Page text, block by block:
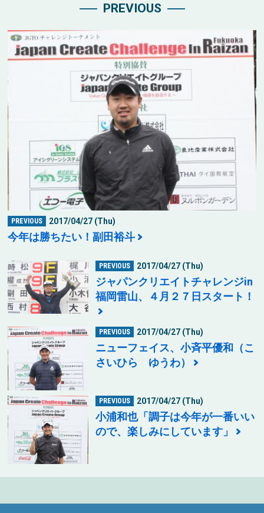
PREVIOUS
PREVIOUS 2017/04/27 (Thu)
今年は勝ちたい！副田裕斗
PREVIOUS 2017/04/27 (Thu)
ジャパンクリエイトチャレンジin
福岡雷山、４月２７日スタート！
PREVIOUS 2017/04/27 (Thu)
ニューフェイス、小斉平優和（こ
さいひら ゆうわ）
PREVIOUS 2017/04/27 (Thu)
小浦和也「調子は今年が一番いい
ので、楽しみにしています」